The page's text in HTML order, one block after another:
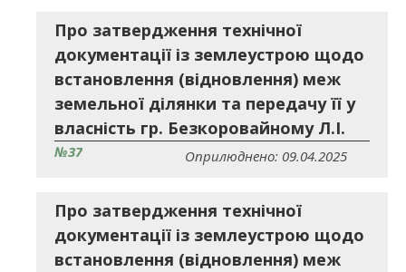
Про затвердження технічної
документації із землеустрою щодо
встановлення (відновлення) меж
земельної ділянки та передачу її у
власність гр. Безкоровайному Л.І.
№37 Оприлюднено: 09.04.2025
Про затвердження технічної
документації із землеустрою щодо
встановлення (відновлення) меж